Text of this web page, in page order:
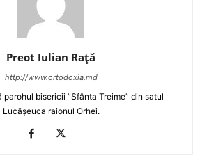
Preot Iulian Raţă
http://www.ortodoxia.md
parohul bisericii ”Sfânta Treime” din satul
Lucășeuca raionul Orhei.